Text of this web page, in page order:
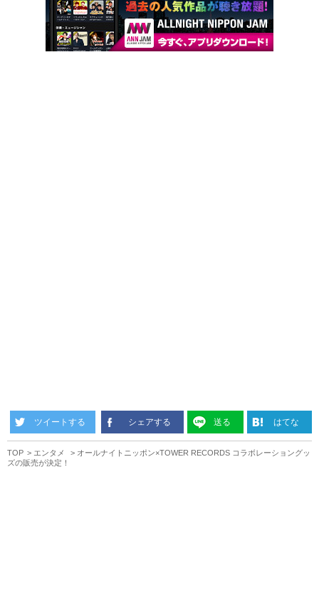
ツイートする シェアする 送る はてな
TOP エンタメ
オールナイトニッポン×TOWER RECORDS コラボレーショングッ
ズの販売が決定！